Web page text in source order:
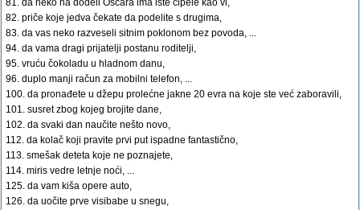
81. da neko na dodeli Oscara ima iste cipele kao vi,
82. priče koje jedva čekate da podelite s drugima,
83. da vas neko razveseli sitnim poklonom bez povoda, ...
94. da vama dragi prijatelji postanu roditelji,
95. vruću čokoladu u hladnom danu,
96. duplo manji račun za mobilni telefon, ...
100. da pronađete u džepu prolećne jakne 20 evra na koje ste već zaboravili,
101. susret zbog kojeg brojite dane,
102. da svaki dan naučite nešto novo,
112. da kolač koji pravite prvi put ispadne fantastično,
113. smešak deteta koje ne poznajete,
114. miris vedre letnje noći, ...
125. da vam kiša opere auto,
126. da uočite prve visibabe u snegu,